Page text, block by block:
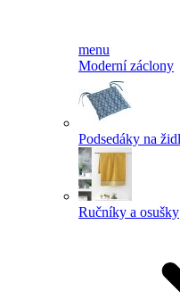
menu
Moderní záclony
Podsedáky na
Ručníky a osušky